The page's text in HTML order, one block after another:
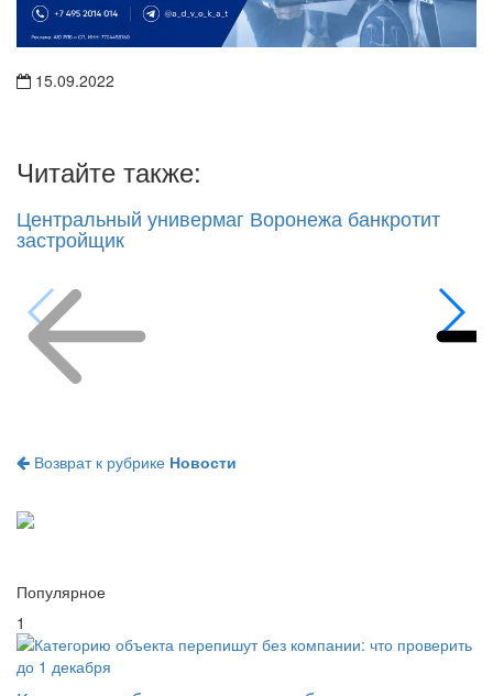
15.09.2022
Читайте также:
Центральный универмаг Воронежа банкротит
застройщик
Возврат к рубрике Новости
Популярное
1